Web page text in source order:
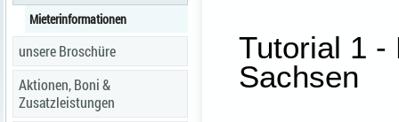
Mieterinformationen
unsere Broschüre
Aktionen, Boni &
Zusatzleistungen
Tutorial 1 -
Sachsen